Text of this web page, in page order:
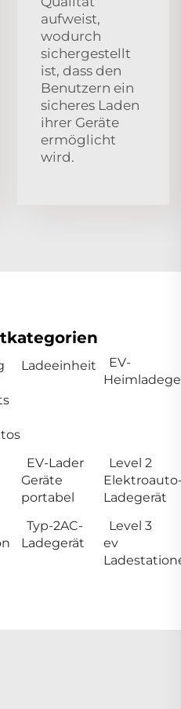
aufweist,
wodurch
sichergestellt
ist, dass den
Benutzern ein
sicheres Laden
ihrer Geräte
ermöglicht
wird.
Ladeeinheit
EV-
EV-Lader
Geräte
portabel
Level 2
Ladegerät
Typ-2AC-
Ladegerät
Level 3
ev